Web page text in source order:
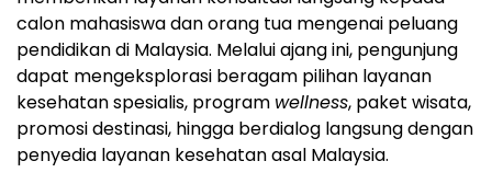
calon mahasiswa dan orang tua mengenai peluang
pendidikan di Malaysia. Melalui ajang ini, pengunjung
dapat mengeksplorasi beragam pilihan layanan
kesehatan spesialis, program wellness, paket wisata,
promosi destinasi, hingga berdialog langsung dengan
penyedia layanan kesehatan asal Malaysia.